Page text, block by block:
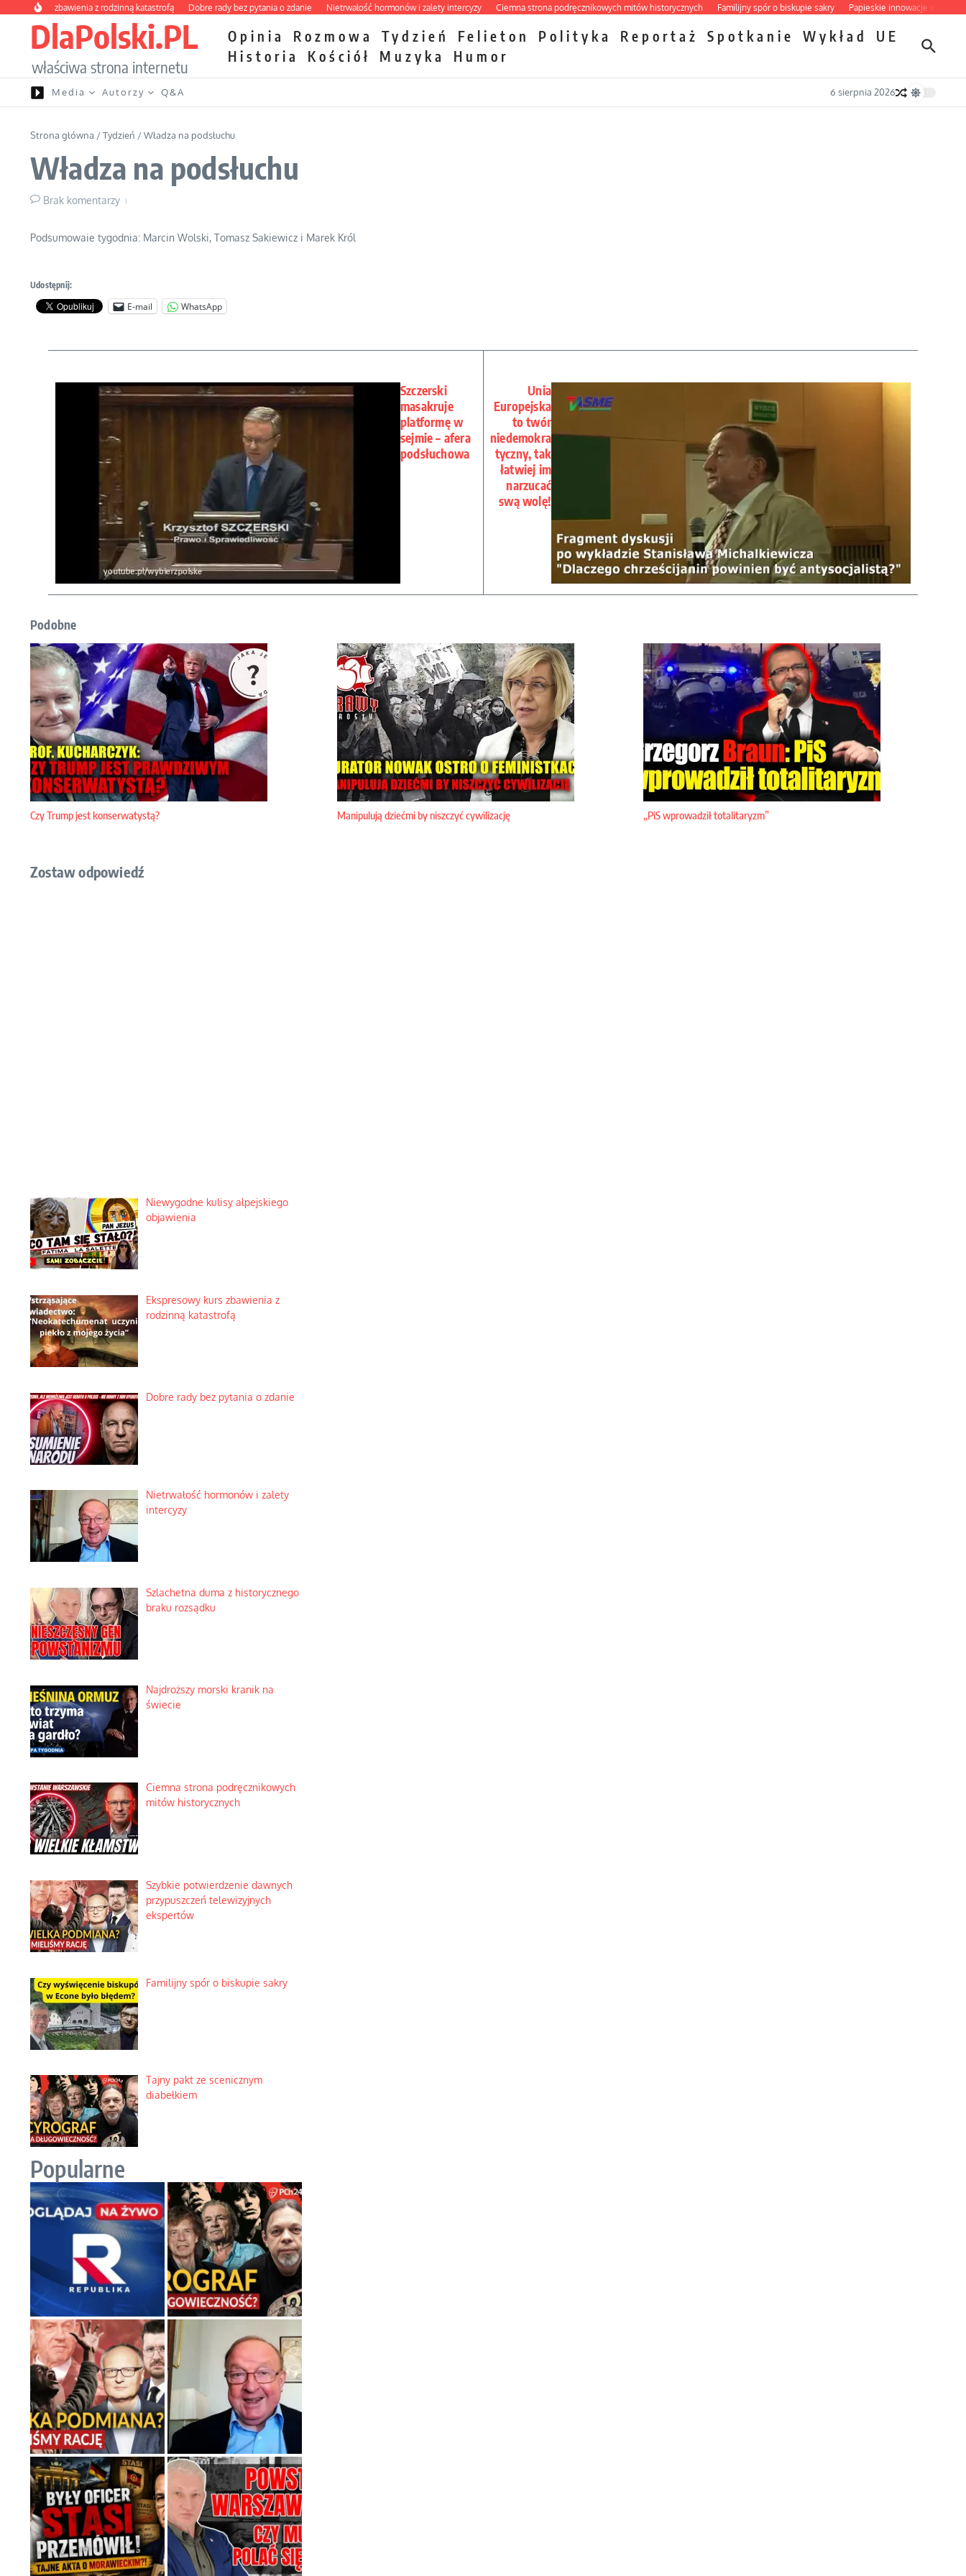
Przejdź do treści
kurs zbawienia z rodzinną katastrofą Dobre rady bez pytania o zdanie Nietrwałość hormonów i zalety intercyzy Ciemna strona podręcznikowych mitów historycznych Familijny spór o biskupie sakry Papieskie innowacje w
DlaPolski.PL
właściwa strona internetu
Opinia Rozmowa Tydzień Felieton Polityka Reportaż Spotkanie Wykład
UE
Historia
Kościół Muzyka Humor
Media Autorzy Q&A 6 sierpnia 2026
Strona główna /Tydzień /Władza na podsłuchu
Władza na podsłuchu
Brak komentarzy
Podsumowaie tygodnia: Marcin Wolski, Tomasz Sakiewicz i Marek Król
Udostępnij:
E-mail WhatsApp
Szczerski
masakruje
platformę w
sejmie – afera
podsłuchowa
Unia
Europejska
to twór
niedemokra
tyczny, tak
łatwiej im
narzucać
swą wolę!
Podobne
Czy Trump jest konserwatystą? Manipulują dziećmi by niszczyć cywilizację „PiS wprowadził totalitaryzm”
Zostaw odpowiedź
Niewygodne kulisy alpejskiego
objawienia
Ekspresowy kurs zbawienia z
rodzinną katastrofą
Dobre rady bez pytania o zdanie
Nietrwałość hormonów i zalety
intercyzy
Szlachetna duma z historycznego
braku rozsądku
Najdroższy morski kranik na
świecie
Ciemna strona podręcznikowych
mitów historycznych
Szybkie potwierdzenie dawnych
przypuszczeń telewizyjnych
ekspertów
Familijny spór o biskupie sakry
Tajny pakt ze scenicznym
diabełkiem
Popularne